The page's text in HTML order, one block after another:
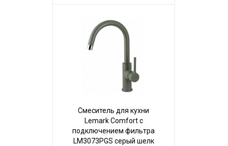
Смеситель для кухни
Lemark Comfort с
подключением фильтра
LM3073PGS серый шелк